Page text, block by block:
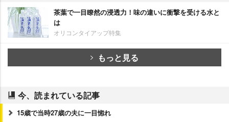
茶葉で一目瞭然の浸透力！味の違いに衝撃を受ける水と
は
オリコンタイアップ特集
もっと見る
今、読まれている記事
15歳で当時27歳の夫に一目惚れ